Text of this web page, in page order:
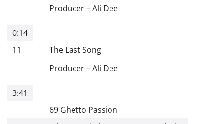
Producer–Ali Dee
0:14
11
The Last Song
Producer–Ali Dee
3:41
69 Ghetto Passion